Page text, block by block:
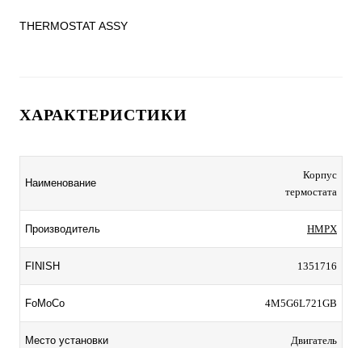
THERMOSTAT ASSY
ХАРАКТЕРИСТИКИ
Наименование
Корпус
термостата
Производитель HMPX
FINISH 1351716
FoMoCo 4M5G6L721GB
Место установки Двигатель